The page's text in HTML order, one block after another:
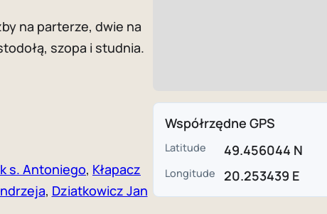
na parterze, dwie na
szopa i studnia.
s. Antoniego, Kłapacz
, Dziatkowicz Jan
Współrzędne GPS
Latitude 49.456044 N
Longitude 20.253439 E